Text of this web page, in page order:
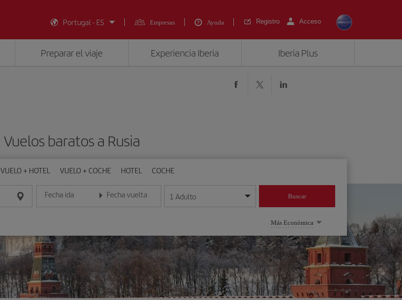
Portugal - ES
Empresas Ayuda Registro Acceso
Preparar el viaje Experiencia Iberia Iberia Plus
Vuelos baratos a Rusia
VUELO + HOTEL VUELO + COCHE HOTEL COCHE
Fecha ida
Introduce la fecha en formato día/mes/año
Fecha vuelta
Introduce la fecha en formato día/mes/año
1 Adulto Buscar
Más Económica